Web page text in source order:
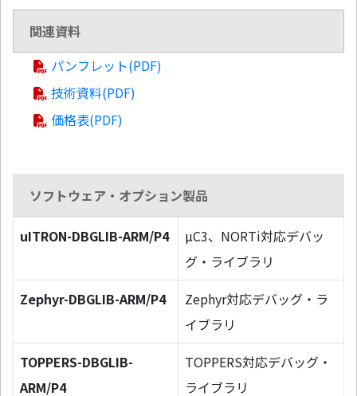
関連資料
パンフレット(PDF)
技術資料(PDF)
価格表(PDF)
ソフトウェア・オプション製品
uITRON-DBGLIB-ARM/P4
µC3、NORTi対応デバッ
グ・ライブラリ
Zephyr-DBGLIB-ARM/P4
Zephyr対応デバッグ・ラ
イブラリ
TOPPERS-DBGLIB-
ARM/P4
TOPPERS対応デバッグ・
ライブラリ